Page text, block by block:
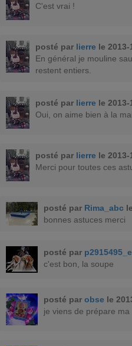
C'est vrai !
posté par lierre le 2013-
En général je mouline
restent entiers.
posté par lierre le 2013-
Oui, on aime bien à la
posté par lierre le 2013-
Merci pour toutes ces
posté par Rima_abc
bonnes astuces merci
posté par
c'est bon, la soupe
posté par obse le
je viens de prépare